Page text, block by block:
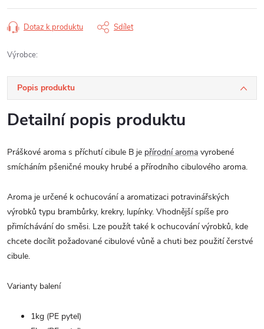
Dotaz k produktu Sdílet
Výrobce:
Popis produktu
Detailní popis produktu
Práškové aroma s příchutí cibule B je přírodní aroma vyrobené
smícháním pšeničné mouky hrubé a přírodního cibulového aroma.
Aroma je určené k ochucování a aromatizaci potravinářských
výrobků typu brambůrky, krekry, lupínky. Vhodnější spíše pro
přimíchávání do směsi. Lze použít také k ochucování výrobků, kde
chcete docílit požadované cibulové vůně a chuti bez použití čerstvé
cibule.
Varianty balení
1kg (PE pytel)